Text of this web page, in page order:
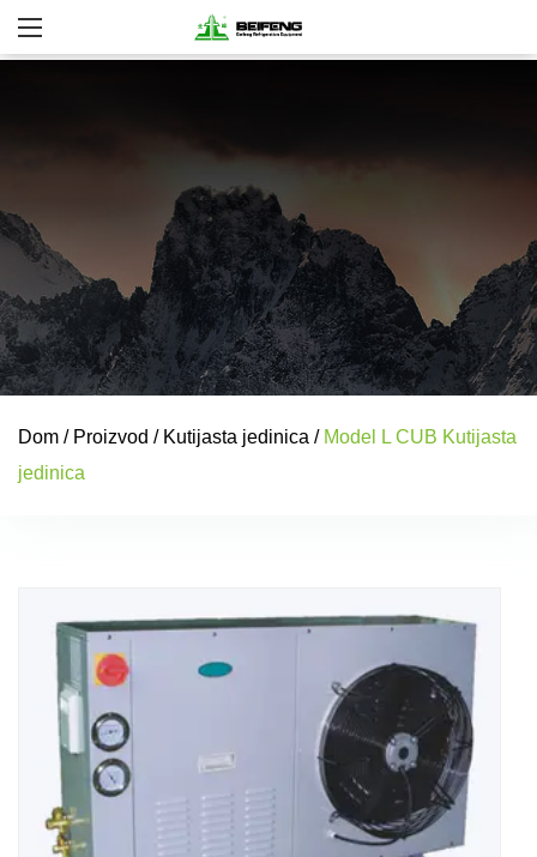
Dom / Proizvod / Kutijasta jedinica / Model L CUB Kutijasta
jedinica